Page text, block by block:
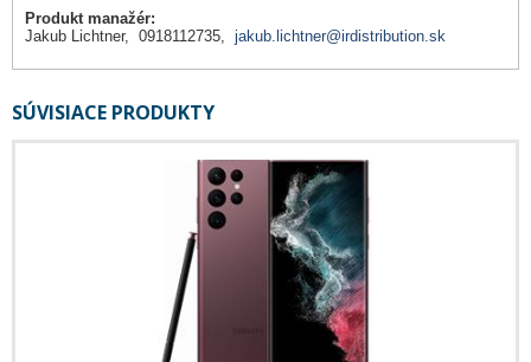
Produkt manažér:
Jakub Lichtner, 0918112735, jakub.lichtner@irdistribution.sk
SÚVISIACE PRODUKTY